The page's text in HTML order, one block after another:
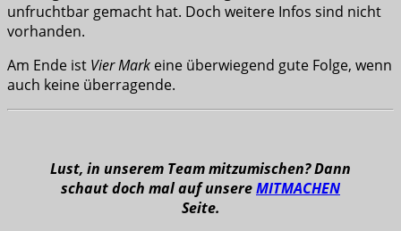
unfruchtbar gemacht hat. Doch weitere Infos sind nicht
vorhanden.
Am Ende ist Vier Mark eine überwiegend gute Folge, wenn
auch keine überragende.
Lust, in unserem Team mitzumischen? Dann
schaut doch mal auf unsereMITMACHEN
Seite.